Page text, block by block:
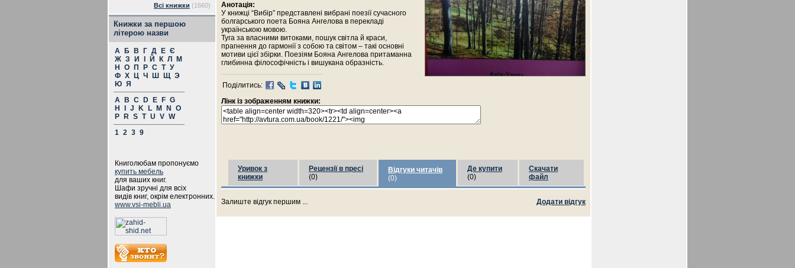
Всі книжки (1660)
Книжки за першою
літерою назви
А Б В Г Д Е Є
Ж З И Й К Л
М
Н
О П Р С Т У
Ф Х Ц Ч Ш Щ Э
Ю Я
A
B C D E F G
H
J K L M N
O
P
R S T U V W
1 2 3 9
Книголюбам пропонуємо
купить мебель
для ваших книг.
Шафи зручні для всіх
видів книг, окрім електронних.
www.vsi-mebli.ua
Анотація:
У книжці “Вибір” представлені вибрані поезії сучасного
болгарського поета Бояна Ангелова в перекладі
українською мовою.
Туга за власними витоками, пошук світла й краси,
прагнення до гармонії з собою та світом – такі основні
мотиви цієї збірки. Поезіям Бояна Ангелова притаманна
глибинна філософічність і вишукана образність.
Поділитись:
Лінк із зображенням книжки:
Уривок з
книжки
Рецензії в пресі
(0)
Відгуки читачів
(0)
Де купити
(0)
Скачати
файл
Додати відгук
Залиште відгук першим ...